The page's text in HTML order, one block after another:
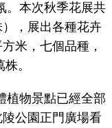
。本次秋季花展共
，展出各種花卉
米，七個品種，
。
物景點已經全部
公園正門廣場看